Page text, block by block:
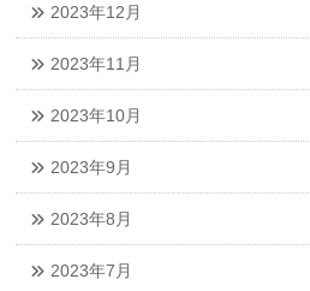
2023年12月
2023年11月
2023年10月
2023年9月
2023年8月
2023年7月